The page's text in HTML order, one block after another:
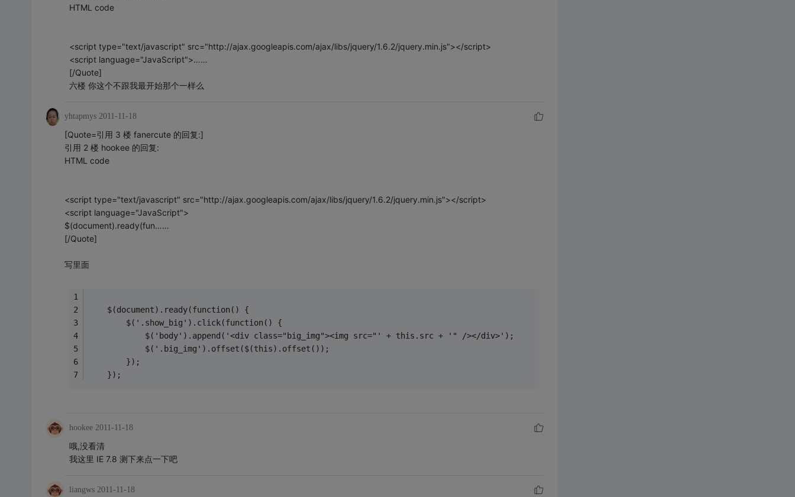
HTML code
<script type="text/javascript" src="http://ajax.googleapis.com/ajax/libs/jquery/1.6.2/jquery.min.js"></script>
<script language="JavaScript">……
[/Quote]
六楼 你这个不跟我最开始那个一样么
yhtapmys 2011-11-18
[Quote=引用 3 楼 fanercute 的回复:]
引用 2 楼 hookee 的回复:
HTML code
<script type="text/javascript" src="http://ajax.googleapis.com/ajax/libs/jquery/1.6.2/jquery.min.js"></script>
<script language="JavaScript">
$(document).ready(fun……
[/Quote]
写里面
    $(document).ready(function() {
        $('.show_big').click(function() {
            $('body').append('<div class="big_img"><img src="' + this.src + '" /></div>');
            $('.big_img').offset($(this).offset());
        });
    });
hookee 2011-11-18
哦,没看清
我这里 IE 7.8 测下来点一下吧
liangws 2011-11-18